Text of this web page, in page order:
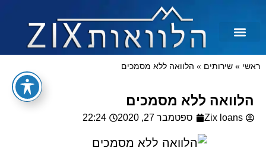
ראשי » שירותים » הלוואה ללא מסמכים
הלוואה ללא מסמכים
Zix loans ספטמבר 27, 2020 22:24